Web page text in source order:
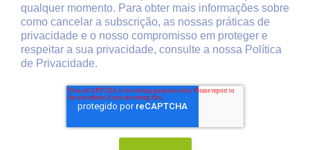
qualquer momento. Para obter mais informações sobre
como cancelar a subscrição, as nossas práticas de
privacidade e o nosso compromisso em proteger e
respeitar a sua privacidade, consulte a nossa Política
de Privacidade.